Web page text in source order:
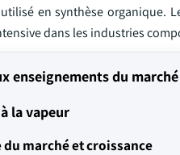
en synthèse organique.
dans les industries
enseignements du
la vapeur
du marché et croissance